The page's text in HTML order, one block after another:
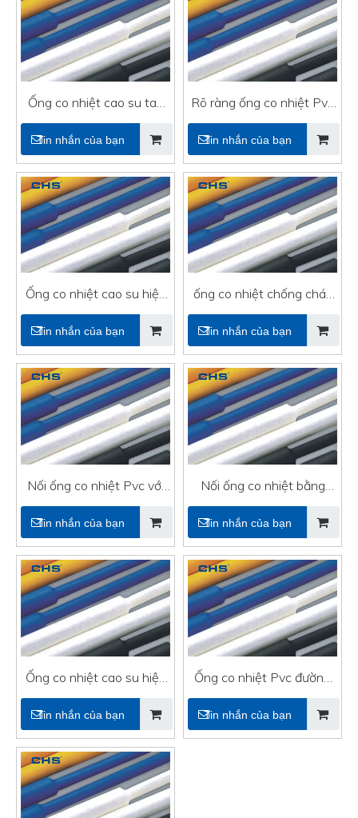
Ống co nhiệt cao su tay
áo cho dây điện
Tin nhắn của bạn
Rõ ràng ống co nhiệt Pvc
cho dây điện
Tin nhắn của bạn
Ống co nhiệt cao su hiệu
suất cao với UL
Tin nhắn của bạn
ống co nhiệt chống cháy
bằng nhựa với UL
Tin nhắn của bạn
Nối ống co nhiệt Pvc với
UL
Tin nhắn của bạn
Nối ống co nhiệt bằng
nhựa bằng keo
Tin nhắn của bạn
Ống co nhiệt cao su hiệu
suất cao cho dây điện
Tin nhắn của bạn
Ống co nhiệt Pvc đường
kính lớn cho cáp
Tin nhắn của bạn